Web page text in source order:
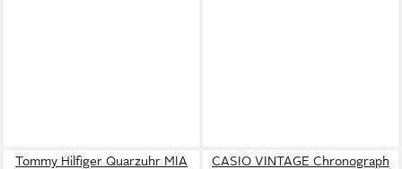
Tommy Hilfiger Quarzuhr MIA
CASIO VINTAGE Chronograph